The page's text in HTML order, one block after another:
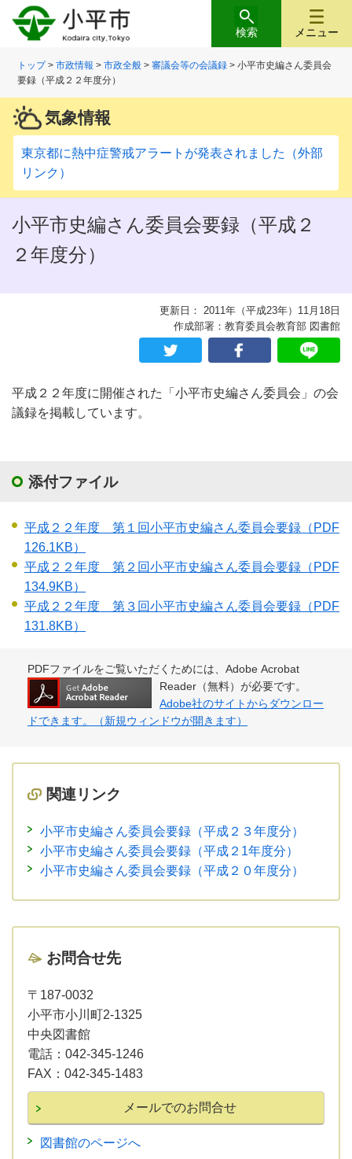
メニュー
検索
トップ>市政情報 >市政全般 >審議会等の会議録 > 小平市史編さん委員会
要録（平成２２年度分）
気象情報
東京都に熱中症警戒アラートが発表されました（外部
リンク）
小平市史編さん委員会要録（平成２
２年度分）
更新日： 2011年（平成23年）11月18日
作成部署：教育委員会教育部 図書館
平成２２年度に開催された「小平市史編さん委員会」の会
議録を掲載しています。
添付ファイル
平成２２年度 第１回小平市史編さん委員会要録 （PDF
126.1KB）
平成２２年度 第２回小平市史編さん委員会要録 （PDF
134.9KB）
平成２２年度 第３回小平市史編さん委員会要録 （PDF
131.8KB）
PDFファイルをご覧いただくためには、Adobe Acrobat
Reader（無料）が必要です。
Adobe社のサイトからダウンロー
ドできます。（新規ウィンドウが開きます）
関連リンク
小平市史編さん委員会要録（平成２３年度分）
小平市史編さん委員会要録（平成２1年度分）
小平市史編さん委員会要録（平成２０年度分）
お問合せ先
〒187-0032
小平市小川町2-1325
中央図書館
電話： 042-345-1246
FAX： 042-345-1483
図書館のページへ